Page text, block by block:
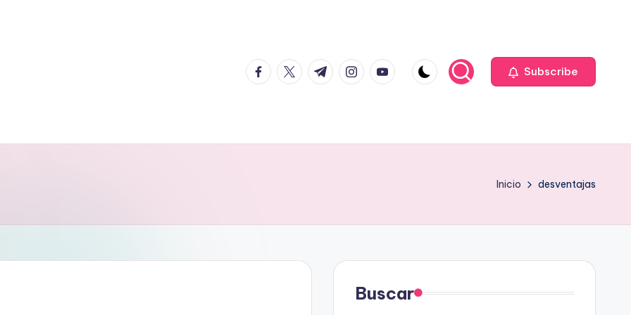
facebook.com
twitter.com
t.me instagram.com
youtube.com Subscribe
Inicio desventajas
Buscar